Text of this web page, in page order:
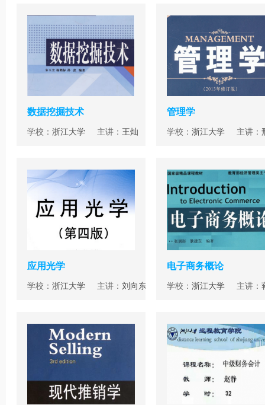
数据挖掘技术
学校： 浙江大学 主讲： 王灿
管理学
学校： 浙江大学 主讲：
应用光学
学校： 浙江大学 主讲： 刘向东
电子商务概论
学校： 浙江大学 主讲：